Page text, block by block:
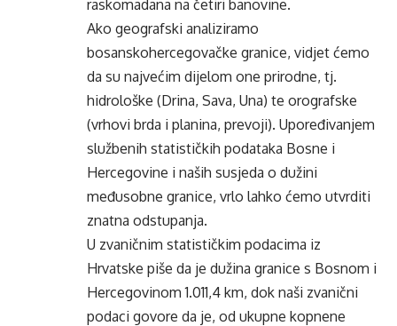
raskomadana na četiri banovine.
Ako geografski analiziramo
bosanskohercegovačke granice, vidjet ćemo
da su najvećim dijelom one prirodne, tj.
hidrološke (Drina, Sava, Una) te orografske
(vrhovi brda i planina, prevoji). Upoređivanjem
službenih statističkih podataka Bosne i
Hercegovine i naših susjeda o dužini
međusobne granice, vrlo lahko ćemo utvrditi
znatna odstupanja.
U zvaničnim statističkim podacima iz
Hrvatske piše da je dužina granice s Bosnom i
Hercegovinom 1.011,4 km, dok naši zvanični
podaci govore da je, od ukupne kopnene